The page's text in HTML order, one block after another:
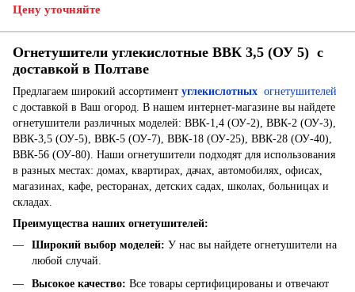
Цену уточняйте
Огнетушители углекислотные ВВК 3,5 (ОУ 5) с
доставкой в ​​Полтаве
Предлагаем широкий ассортимент углекислотных огнетушителей
с доставкой в ​​Ваш огород. В нашем интернет-магазине вы найдете
огнетушители различных моделей: ВВК-1,4 (ОУ-2), ВВК-2 (ОУ-3),
ВВК-3,5 (ОУ-5), ВВК-5 (ОУ-7), ВВК-18 (ОУ-25), ВВК-28 (ОУ-40),
ВВК-56 (ОУ-80). Наши огнетушители подходят для использования
в разных местах: домах, квартирах, дачах, автомобилях, офисах,
магазинах, кафе, ресторанах, детских садах, школах, больницах и
складах.
Преимущества наших огнетушителей:
Широкий выбор моделей: У нас вы найдете огнетушители на
любой случай.
Высокое качество: Все товары сертифицированы и отвечают